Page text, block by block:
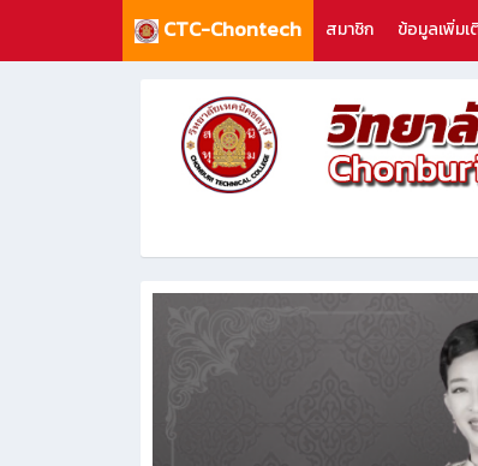
CTC-Chontech สมาชิก ข้อมูลเพิ่มเ